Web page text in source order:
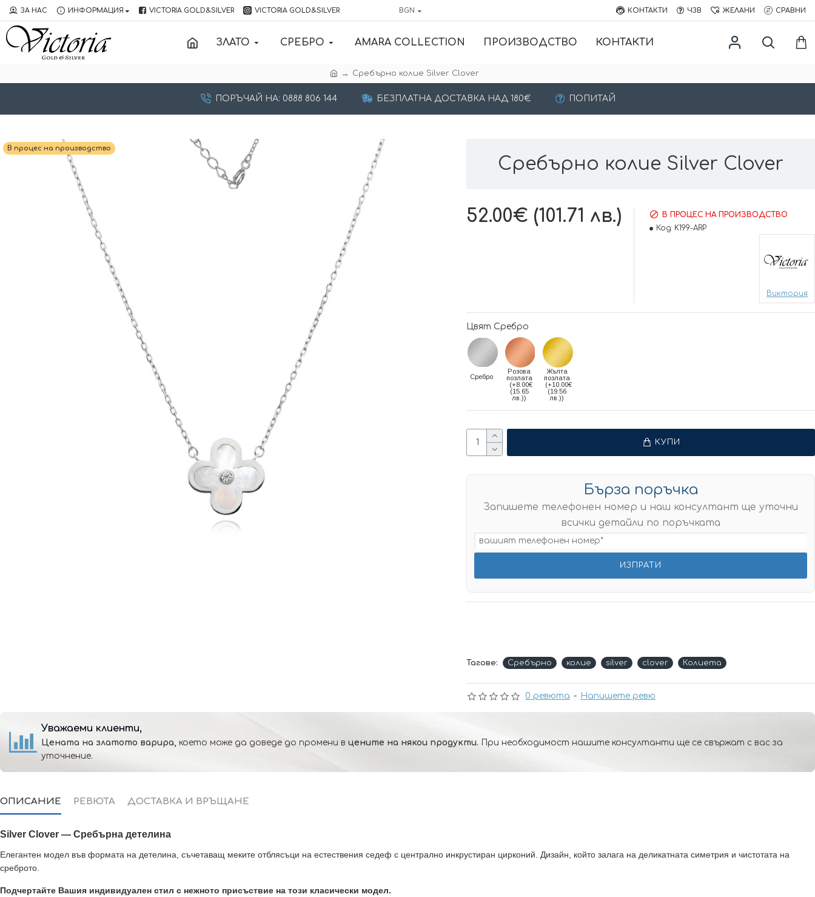
ЗА НАС ИНФОРМАЦИЯ VICTORIA GOLD&SILVER VICTORIA GOLD&SILVER BGN КОНТАКТИ ЧЗВ ЖЕЛАНИ СРАВНИ
ЗЛАТО СРЕБРО AMARA COLLECTION ПРОИЗВОДСТВО КОНТАКТИ
Сребърно колие Silver Clover
ПОРЪЧАЙ НА: 0888 806 144 БЕЗПЛАТНА ДОСТАВКА НАД 180€ ПОПИТАЙ
В процес на производство
Сребърно колие Silver Clover
0 ревюта - Напишете ревю
52.00€ (101.71 лв.)
В ПРОЦЕС НА ПРОИЗВОДСТВО
Код: K199-ARP
Виктория
Цвят Сребро
Сребро
Розова
позлата
(+8.00€
(15.65
лв.))
Жълта
позлата
(+10.00€
(19.56
лв.))
КУПИ
Бърза поръчка
Запишете телефонен номер и наш консултант ще уточни
всички детайли по поръчката
Тагове: Сребърно колие silver clover Колиета
Уважаеми клиенти,
Цената на златото варира, което може да доведе до промени в цените на някои продукти. При необходимост нашите консултанти ще се свържат с вас за
уточнение.
ОПИСАНИЕ РЕВЮТА ДОСТАВКА И ВРЪЩАНЕ
Silver Clover — Сребърна детелина
Елегантен модел във формата на детелина, съчетаващ меките отблясъци на естествения седеф с централно инкрустиран цирконий. Дизайн, който залага на деликатната симетрия и чистотата на
среброто.
Подчертайте Вашия индивидуален стил с нежното присъствие на този класически модел.